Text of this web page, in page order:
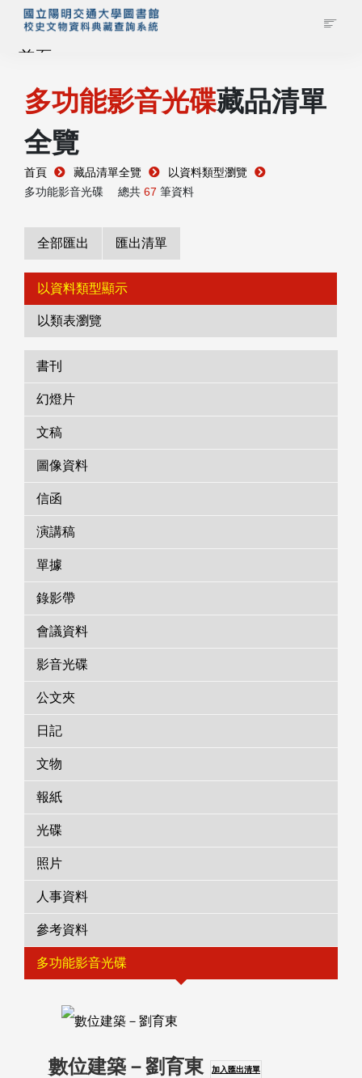
首頁
藏品查詢
校史館簡介
藏品清單全覽
資料調閱申請
管理者登入
多功能影音光碟藏品清單
全覽
首頁 藏品清單全覽
以資料類型瀏覽
多功能影音光碟
總共 67 筆資料
全部匯出 匯出清單
以資料類型顯示
以類表瀏覽
書刊
幻燈片
文稿
圖像資料
信函
演講稿
單據
錄影帶
會議資料
影音光碟
公文夾
日記
文物
報紙
光碟
照片
人事資料
參考資料
多功能影音光碟
數位建築－劉育東 加入匯出清單